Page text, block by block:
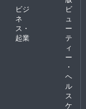
ビジ
ネ
ス・
起業
ビ
ュ
ー
テ
ィ
ー
・
ヘ
ル
ス
ケ